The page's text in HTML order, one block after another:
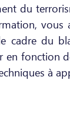
du
cadre du
en fonction
à